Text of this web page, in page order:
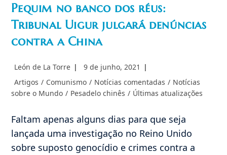
Pequim no banco dos réus:
Tribunal Uigur julgará denúncias
contra a China
Autor
post:
León de La Torre
Post
9 de junho, 2021
Categoria
do
Artigos / Comunismo / Notícias comentadas / Notícias
sobre o Mundo / Pesadelo chinês / Últimas atualizações
Faltam apenas alguns dias para que seja
lançada uma investigação no Reino Unido
sobre suposto genocídio e crimes contra a